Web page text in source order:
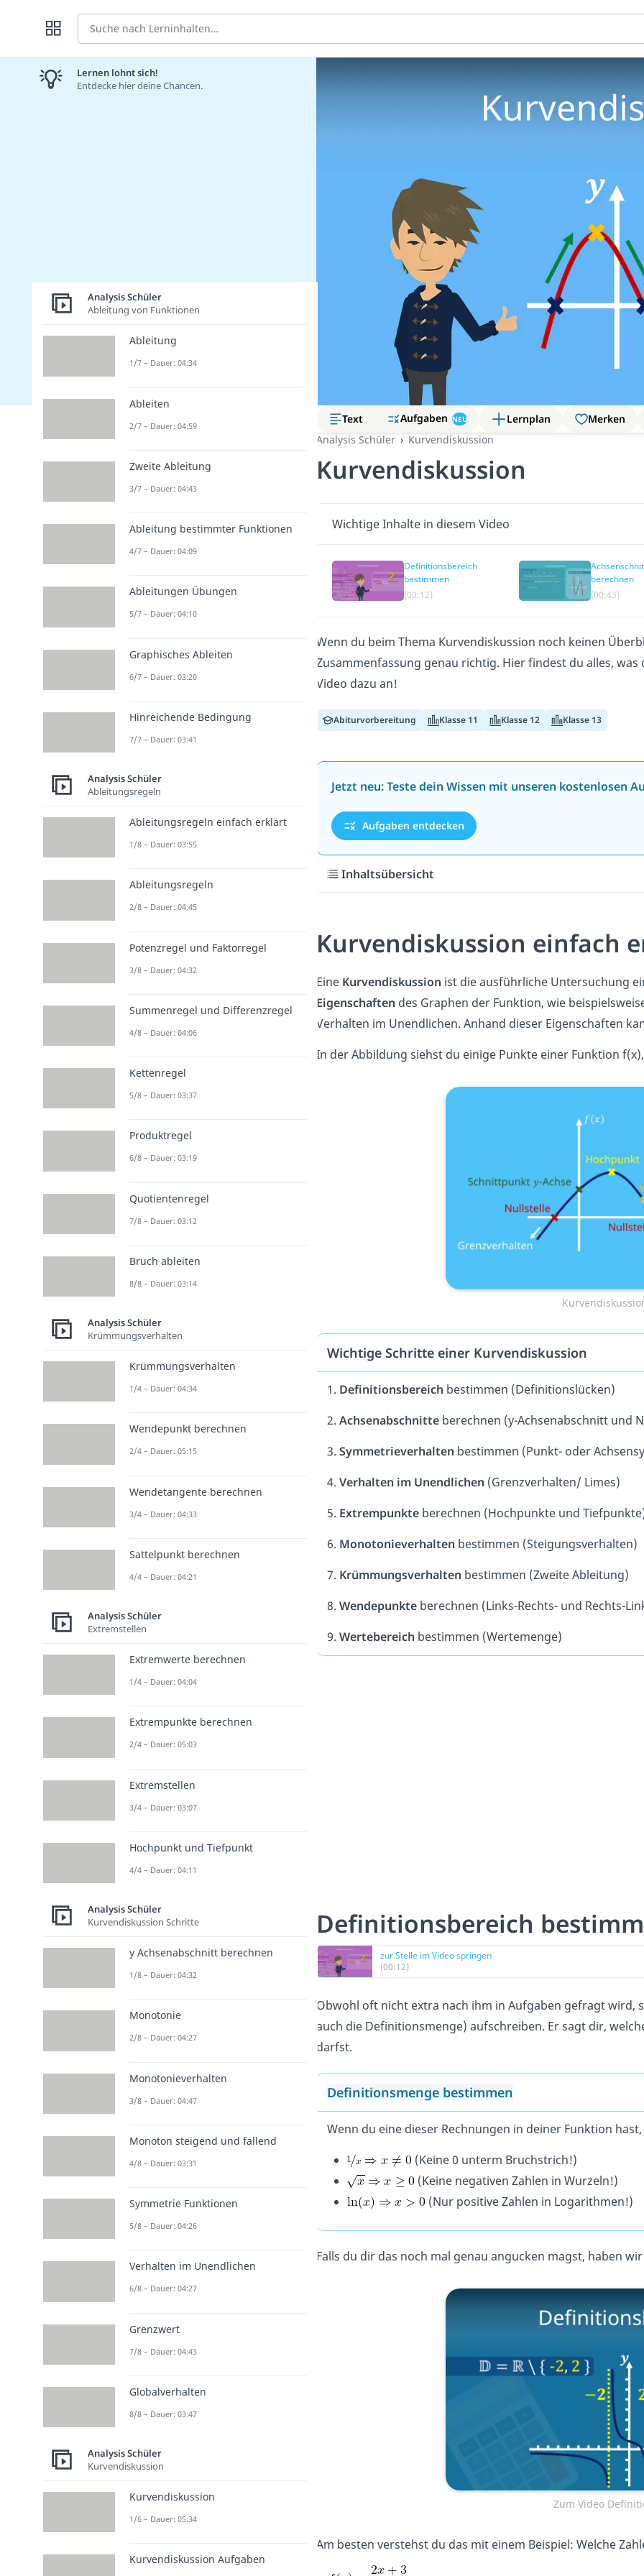
Suche
Text Aufgaben NEU Lernplan
Merken
Analysis Schüler
Kurvendiskussion
Kurvendiskussion
Wichtige Inhalte in diesem Video
Definitionsbereich
bestimmen
(00:12)
berechnen
(00:43)
Wenn du beim Thema Kurvendiskussion noch keinen
Zusammenfassung genau richtig. Hier findest du alles,
Video dazu an!
Abiturvorbereitung Klasse 11 Klasse 12 Klasse 13
Jetzt neu: Teste dein Wissen mit unseren kostenlosen
Aufgaben entdecken
Inhaltsübersicht
Kurvendiskussion einfach
Eine Kurvendiskussion ist die ausführliche Untersuchung
Eigenschaften des Graphen der Funktion, wie
Verhalten im Unendlichen. Anhand dieser Eigenschaften
In der Abbildung siehst du einige Punkte einer Funktion
Wichtige Schritte einer Kurvendiskussion
1. Definitionsbereich bestimmen (Definitionslücken)
2. Achsenabschnitteberechnen (y-Achsenabschnitt und
3. Symmetrieverhalten bestimmen (Punkt- oder
4. Verhalten im Unendlichen (Grenzverhalten/ Limes)
5. Extrempunkteberechnen (Hochpunkte und
6. Monotonieverhalten bestimmen (Steigungsverhalten)
7. Krümmungsverhalten bestimmen (Zweite Ableitung)
8. Wendepunkteberechnen (Links-Rechts- und Rechts-
9. Wertebereich bestimmen (Wertemenge)
Definitionsbereich
zur Stelle im Video springen
(00:12)
Obwohl oft nicht extra nach ihm in Aufgaben gefragt
auch die Definitionsmenge) aufschreiben. Er sagt dir,
darfst.
Definitionsmenge bestimmen
Wenn du eine dieser Rechnungen in deiner Funktion
(Keine 0 unterm Bruchstrich!)
(Keine negativen Zahlen in Wurzeln!)
(Nur positive Zahlen in Logarithmen!)
Falls du dir das noch mal genau angucken magst, haben
Zum Video
Am besten verstehst du das mit einem Beispiel: Welche
Lernen lohnt sich!
Entdecke hier deine Chancen.
Analysis Schüler
Ableitung von Funktionen
Ableitung
1/7 – Dauer: 04:34
Ableiten
2/7 – Dauer: 04:59
Zweite Ableitung
3/7 – Dauer: 04:43
Ableitung bestimmter Funktionen
4/7 – Dauer: 04:09
Ableitungen Übungen
5/7 – Dauer: 04:10
Graphisches Ableiten
6/7 – Dauer: 03:20
Hinreichende Bedingung
7/7 – Dauer: 03:41
Analysis Schüler
Ableitungsregeln
Ableitungsregeln einfach erklärt
1/8 – Dauer: 03:55
Ableitungsregeln
2/8 – Dauer: 04:45
Potenzregel und Faktorregel
3/8 – Dauer: 04:32
Summenregel und Differenzregel
4/8 – Dauer: 04:06
Kettenregel
5/8 – Dauer: 03:37
Produktregel
6/8 – Dauer: 03:19
Quotientenregel
7/8 – Dauer: 03:12
Bruch ableiten
8/8 – Dauer: 03:14
Analysis Schüler
Krümmungsverhalten
Krümmungsverhalten
1/4 – Dauer: 04:34
Wendepunkt berechnen
2/4 – Dauer: 05:15
Wendetangente berechnen
3/4 – Dauer: 04:33
Sattelpunkt berechnen
4/4 – Dauer: 04:21
Analysis Schüler
Extremstellen
Extremwerte berechnen
1/4 – Dauer: 04:04
Extrempunkte berechnen
2/4 – Dauer: 05:03
Extremstellen
3/4 – Dauer: 03:07
Hochpunkt und Tiefpunkt
4/4 – Dauer: 04:11
Analysis Schüler
Kurvendiskussion Schritte
y Achsenabschnitt berechnen
1/8 – Dauer: 04:32
Monotonie
2/8 – Dauer: 04:27
Monotonieverhalten
3/8 – Dauer: 04:47
Monoton steigend und fallend
4/8 – Dauer: 03:31
Symmetrie Funktionen
5/8 – Dauer: 04:26
Verhalten im Unendlichen
6/8 – Dauer: 04:27
Grenzwert
7/8 – Dauer: 04:43
Globalverhalten
8/8 – Dauer: 03:47
Analysis Schüler
Kurvendiskussion
Kurvendiskussion
1/6 – Dauer: 05:34
Kurvendiskussion Aufgaben